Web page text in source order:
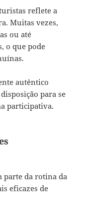
reflete a
Muitas vezes,
ou até
o que pode
autêntico
para se
participativa.
parte da rotina da
eficazes de